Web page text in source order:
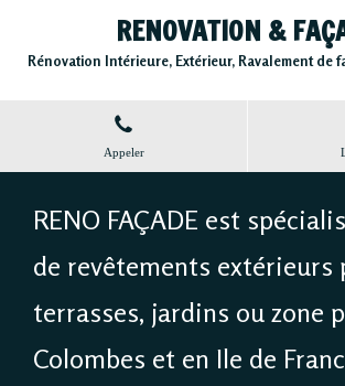
RENOVATION &
Rénovation Intérieure, Extérieur, Ravalement de
Appeler
RENO FAÇADE est
de revêtements extérieurs
terrasses, jardins ou zone
Colombes et en Ile de